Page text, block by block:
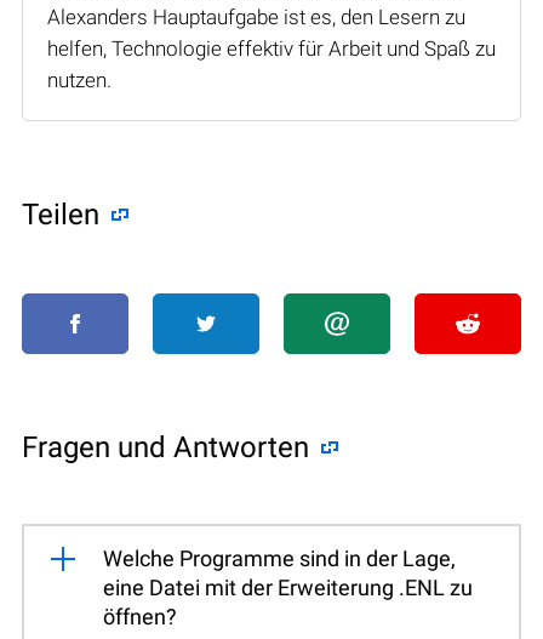
Alexanders Hauptaufgabe ist es, den Lesern zu
helfen, Technologie effektiv für Arbeit und Spaß zu
nutzen.
Teilen
Fragen und Antworten
Welche Programme sind in der Lage,
eine Datei mit der Erweiterung .ENL zu
öffnen?